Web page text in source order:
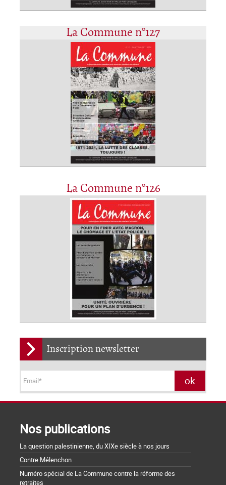
La Commune n°127
La Commune n°126
Inscription newsletter
Nos publications
La question palestinienne, du XIXe siècle à nos jours
Contre Mélenchon
Numéro spécial de La Commune contre la réforme des
retraites